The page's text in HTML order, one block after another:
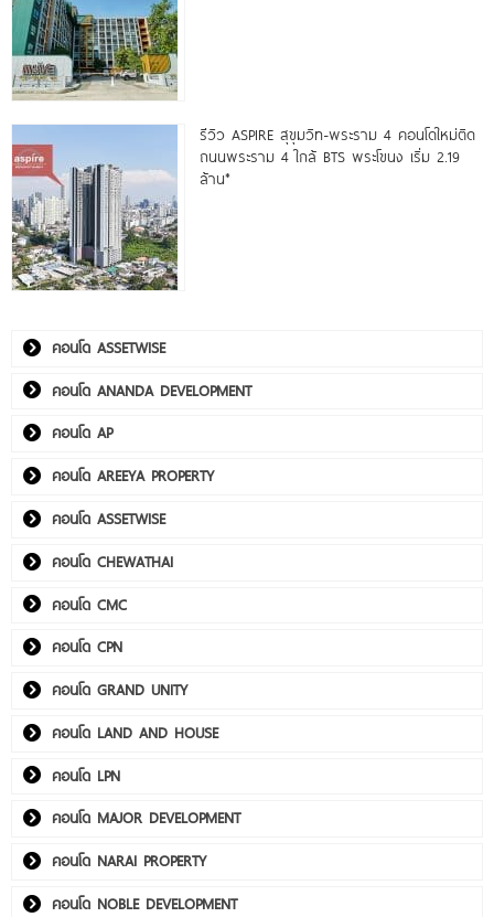
รีวิว ASPIRE สุขุมวิท-พระราม 4 คอนโดใหม่ติด
ถนนพระราม 4 ใกล้ BTS พระโขนง เริ่ม 2.19
ล้าน*
คอนโด ASSETWISE
คอนโด ANANDA DEVELOPMENT
คอนโด AP
คอนโด AREEYA PROPERTY
คอนโด ASSETWISE
คอนโด CHEWATHAI
คอนโด CMC
คอนโด CPN
คอนโด GRAND UNITY
คอนโด LAND AND HOUSE
คอนโด LPN
คอนโด MAJOR DEVELOPMENT
คอนโด NARAI PROPERTY
คอนโด NOBLE DEVELOPMENT